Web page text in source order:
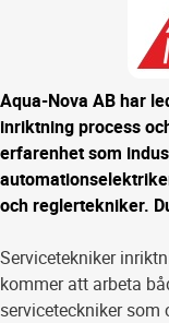
Aqua-Nova AB har
inriktning process
erfarenhet som
och reglertekniker.
Servicetekniker
kommer att arbeta
serviceteckniker